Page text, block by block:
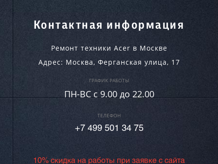
Контактная информация
Ремонт техники Acer в Москве
Адрес: Москва, Ферганская улица, 17
ГРАФИК РАБОТЫ
ПН-ВC c 9.00 до 22.00
ТЕЛЕФОН
+7 499 501 34 75
10% скидка на работы при заявке с сайта